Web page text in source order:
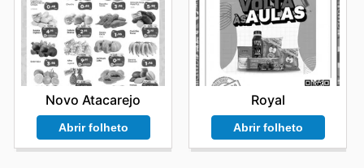
Novo Atacarejo
Abrir folheto
Royal
Abrir folheto